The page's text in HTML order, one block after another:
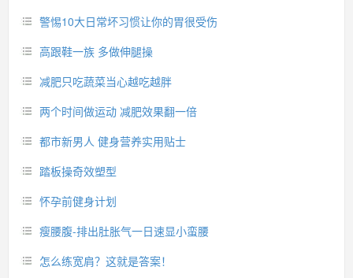
警惕10大日常坏习惯让你的胃很受伤
高跟鞋一族 多做伸腿操
减肥只吃蔬菜当心越吃越胖
两个时间做运动 减肥效果翻一倍
都市新男人 健身营养实用贴士
踏板操奇效塑型
怀孕前健身计划
瘦腰腹-排出肚胀气一日速显小蛮腰
怎么练宽肩？这就是答案！